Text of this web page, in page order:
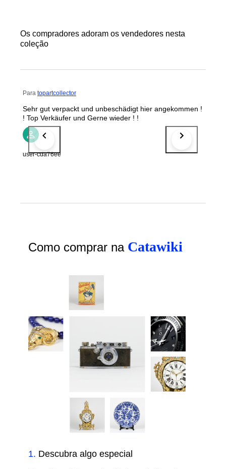
Os compradores adoram os vendedores nesta
coleção
Para topartcollector
Sehr gut verpackt und unbeschädigt hier angekommen !
! Top Verkäufer und Gerne wieder ! !
user-cda76ee
Como comprar na Catawiki
1. Descubra algo especial